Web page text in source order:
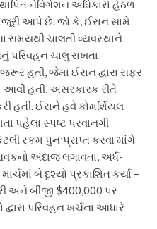
નેવિગેશન અધિકારો હેઠળ
આપે છે. જો કે, ઈરાન સામે
સમયથી ચાલતી વ્યવસ્થાને
પરિવહન ચાલુ રાખતા
હતી, જેમાં ઈરાન દ્વારા સફર
આવી હતી, અસરકારક રીતે
હતી.ઈરાને હવે કોમર્શિયલ
પહેલા સ્પષ્ટ પરવાનગી
રકમ પુનઃપ્રાપ્ત કરવા માંગે
અંદાજ લગાવતા, અર્ધ-
બે દૃશ્યો પ્રકાશિત કર્યા –
અને બીજી $400,000 પર
પરિવહન ખર્ચના આધારે